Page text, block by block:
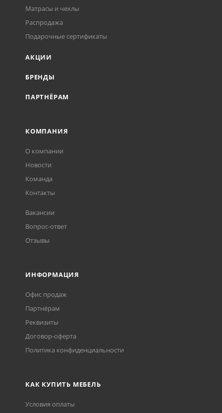
Матрасы и чехлы
Распродажа
Подарочные сертификаты
АКЦИИ
БРЕНДЫ
ПАРТНЁРАМ
КОМПАНИЯ
О компании
Новости
Команда
Контакты
Вакансии
Вопрос-ответ
Отзывы
ИНФОРМАЦИЯ
Офис продаж
Партнёрам
Реквизиты
Договор-оферта
Политика конфиденциальности
КАК КУПИТЬ МЕБЕЛЬ
Условия оплаты